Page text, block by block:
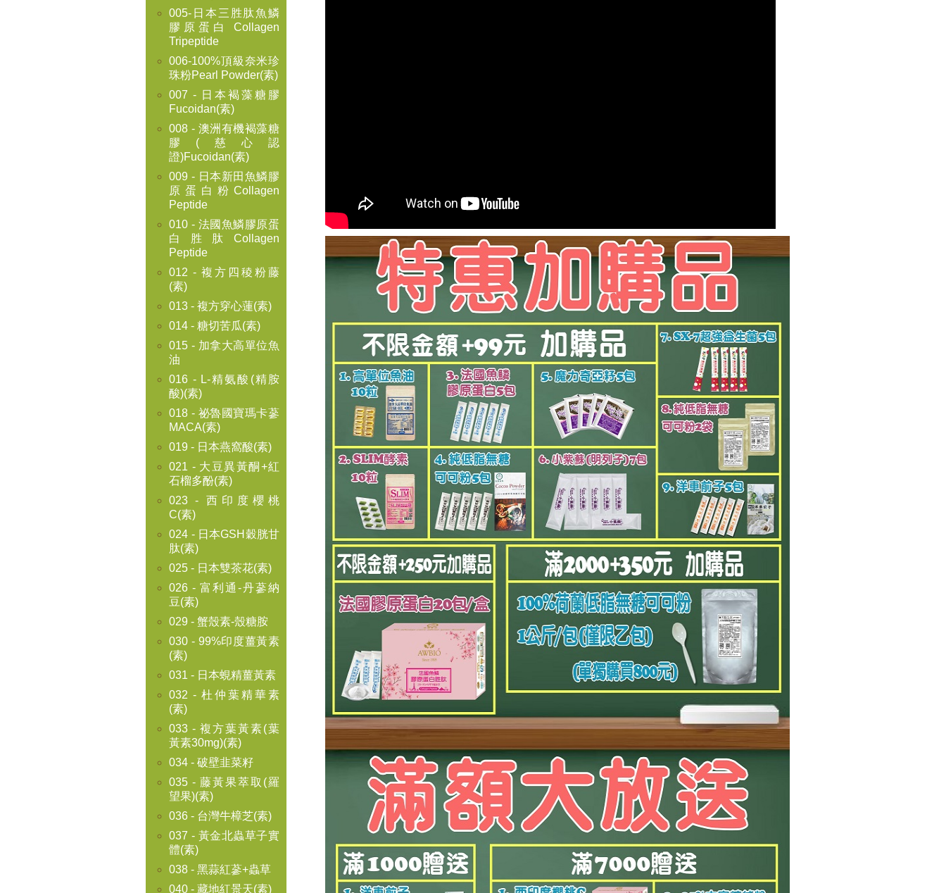
005-日本三胜肽魚鱗
膠原蛋白 Collagen
Tripeptide
006-100%頂級奈米珍
珠粉Pearl Powder(素)
007 - 日本褐藻糖膠
Fucoidan(素)
008 - 澳洲有機褐藻糖
膠(慈心認
證)Fucoidan(素)
009 - 日本新田魚鱗膠
原蛋白粉Collagen
Peptide
010 - 法國魚鱗膠原蛋
白胜肽Collagen
Peptide
012 - 複方四稜粉藤
(素)
013 - 複方穿心蓮(素)
014 - 糖切苦瓜(素)
015 - 加拿大高單位魚
油
016 - L-精氨酸(精胺
酸)(素)
018 - 祕魯國寶瑪卡蔘
MACA(素)
019 - 日本燕窩酸(素)
021 - 大豆異黃酮+紅
石榴多酚(素)
023 - 西印度櫻桃
C(素)
024 - 日本GSH穀胱甘
肽(素)
025 - 日本雙茶花(素)
026 - 富利通-丹蔘納
豆(素)
029 - 蟹殼素-殼糖胺
030 - 99%印度薑黃素
(素)
031 - 日本蜆精薑黃素
032 - 杜仲葉精華素
(素)
033 - 複方葉黃素(葉
黃素30mg)(素)
034 - 破壁韭菜籽
035 - 藤黃果萃取(羅
望果)(素)
036 - 台灣牛樟芝(素)
037 - 黃金北蟲草子實
體(素)
038 - 黑蒜紅蔘+蟲草
040 - 藏地紅景天(素)